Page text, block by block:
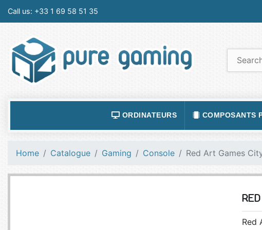
Call us: +33 1 69 58 51 35
ORDINATEURS
ACCESSOIRES ORDINATEURS
COMPOSANTS
ALIMENTATION
CARTE MÈRE
CARTE SON
Home Catalogue Gaming Console Red Art Games
Red